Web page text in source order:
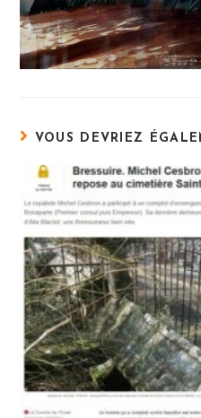
VOUS DEVRIEZ